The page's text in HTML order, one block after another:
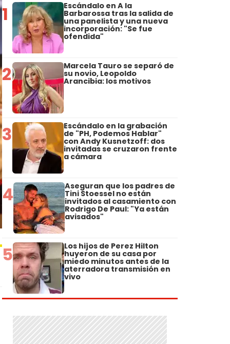
1 Escándalo en A la
Barbarossa tras la salida de
una panelista y una nueva
incorporación: "Se fue
ofendida"
2 Marcela Tauro se separó de
su novio, Leopoldo
Arancibia: los motivos
3 Escándalo en la grabación
de "PH, Podemos Hablar"
con Andy Kusnetzoff: dos
invitadas se cruzaron frente
a cámara
4 Aseguran que los padres de
Tini Stoessel no están
invitados al casamiento con
Rodrigo De Paul: "Ya están
avisados"
5 Los hijos de Perez Hilton
huyeron de su casa por
miedo minutos antes de la
aterradora transmisión en
vivo